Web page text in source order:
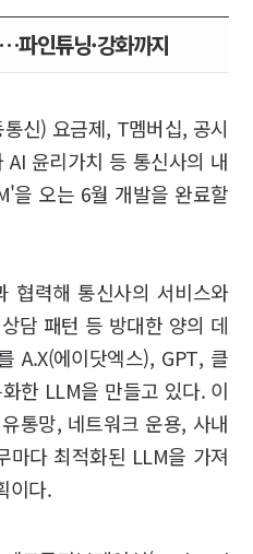
파인튜닝·강화까지
신) 요금제, T멤버십, 공시
윤리가치 등 통신사의 내
을 오는 6월 개발을 완료할
협력해 통신사의 서비스와
담 패턴 등 방대한 양의 데
A.X(에이닷엑스), GPT, 클
한 LLM을 만들고 있다. 이
통망, 네트워크 운용, 사내
마다 최적화된 LLM을 가져
이다.